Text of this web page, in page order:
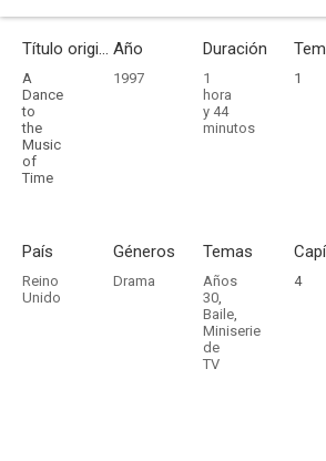
Título original
A
Dance
to
the
Music
of
Time
Año
1997
Duración
1
hora
y 44
minutos
1
País
Reino
Unido
Géneros
Drama
Temas
Años
30,
Baile,
Miniserie
de
TV
4